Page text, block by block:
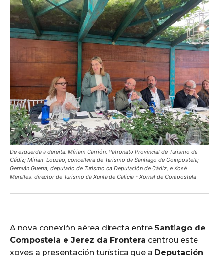
De esquerda a dereita: Míriam Carrión, Patronato Provincial de Turismo de
Cádiz; Míriam Louzao, concelleira de Turismo de Santiago de Compostela;
Germán Guerra, deputado de Turismo da Deputación de Cádiz, e Xosé
Merelles, director de Turismo da Xunta de Galicia - Xornal de Compostela
A nova conexión aérea directa entre Santiago de
Compostela e Jerez da Frontera centrou este
xoves a presentación turística que a Deputación